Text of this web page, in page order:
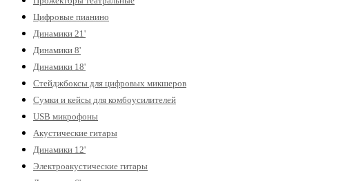
Цифровые пианино
Динамики 21'
Динамики 8'
Динамики 18'
Стейджбоксы для цифровых микшеров
Сумки и кейсы для комбоусилителей
USB микрофоны
Акустические гитары
Динамики 12'
Электроакустические гитары